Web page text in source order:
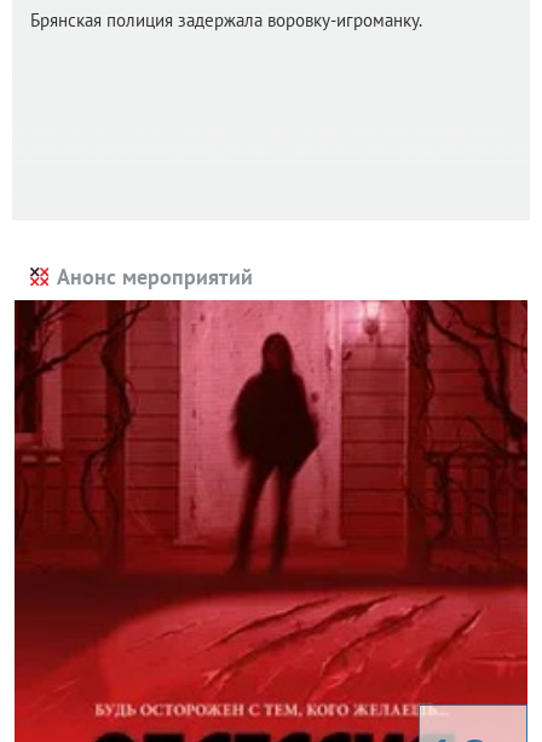
Брянская полиция задержала воровку-игроманку.
Анонс мероприятий